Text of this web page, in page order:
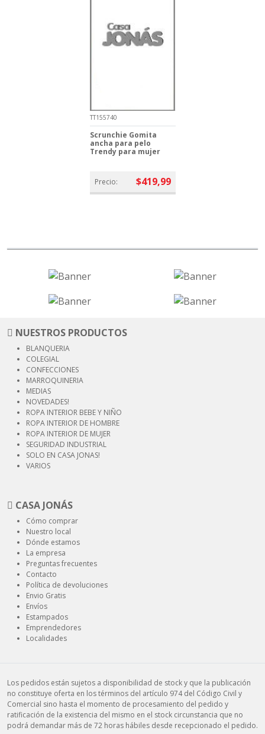
TT155740
Scrunchie Gomita
ancha para pelo
Trendy para mujer
Precio: $419,99
NUESTROS PRODUCTOS
BLANQUERIA
COLEGIAL
CONFECCIONES
MARROQUINERIA
MEDIAS
NOVEDADES!
ROPA INTERIOR BEBE Y NIÑO
ROPA INTERIOR DE HOMBRE
ROPA INTERIOR DE MUJER
SEGURIDAD INDUSTRIAL
SOLO EN CASA JONAS!
VARIOS
CASA JONÁS
Cómo comprar
Nuestro local
Dónde estamos
La empresa
Preguntas frecuentes
Contacto
Política de devoluciones
Envio Gratis
Envíos
Estampados
Emprendedores
Localidades
Los pedidos están sujetos a disponibilidad de stock y que la publicación
no constituye oferta en los términos del artículo 974 del Código Civil y
Comercial sino hasta el momento de procesamiento del pedido y
ratificación de la existencia del mismo en el stock circunstancia que no
podrá demandar más de 72 horas hábiles desde recepcionado el pedido.